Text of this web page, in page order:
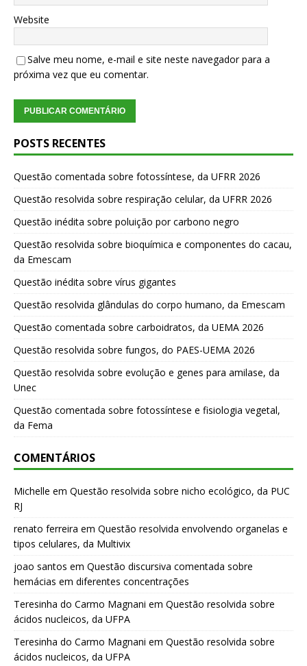
Website
Salve meu nome, e-mail e site neste navegador para a
próxima vez que eu comentar.
POSTS RECENTES
Questão comentada sobre fotossíntese, da UFRR 2026
Questão resolvida sobre respiração celular, da UFRR 2026
Questão inédita sobre poluição por carbono negro
Questão resolvida sobre bioquímica e componentes do cacau,
da Emescam
Questão inédita sobre vírus gigantes
Questão resolvida glândulas do corpo humano, da Emescam
Questão comentada sobre carboidratos, da UEMA 2026
Questão resolvida sobre fungos, do PAES-UEMA 2026
Questão resolvida sobre evolução e genes para amilase, da
Unec
Questão comentada sobre fotossíntese e fisiologia vegetal,
da Fema
COMENTÁRIOS
Michelle em Questão resolvida sobre nicho ecológico, da PUC
RJ
renato ferreira em Questão resolvida envolvendo organelas e
tipos celulares, da Multivix
joao santos em Questão discursiva comentada sobre
hemácias em diferentes concentrações
Teresinha do Carmo Magnani em Questão resolvida sobre
ácidos nucleicos, da UFPA
Teresinha do Carmo Magnani em Questão resolvida sobre
ácidos nucleicos, da UFPA